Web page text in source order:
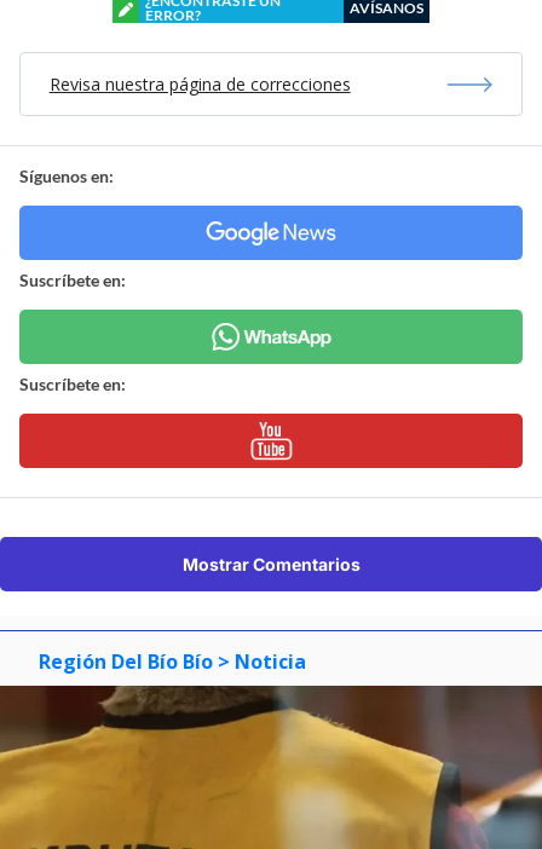
ERROR?
AVÍSANOS
Revisa nuestra página de correcciones
Síguenos en:
Suscríbete en:
Suscríbete en:
Mostrar Comentarios
Región Del Bío Bío > Noticia